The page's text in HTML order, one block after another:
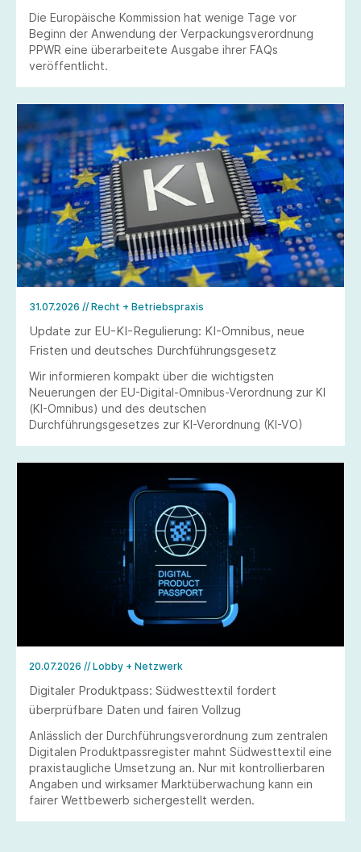
Die Europäische Kommission hat wenige Tage vor
Beginn der Anwendung der Verpackungsverordnung
PPWR eine überarbeitete Ausgabe ihrer FAQs
veröffentlicht.
31.07.2026 // Recht + Betriebspraxis
Update zur EU-KI-Regulierung: KI-Omnibus, neue
Fristen und deutsches Durchführungsgesetz
Wir informieren kompakt über die wichtigsten
Neuerungen der EU-Digital-Omnibus-Verordnung zur KI
(KI-Omnibus) und des deutschen
Durchführungsgesetzes zur KI-Verordnung (KI-VO)
20.07.2026 // Lobby + Netzwerk
Digitaler Produktpass: Südwesttextil fordert
überprüfbare Daten und fairen Vollzug
Anlässlich der Durchführungsverordnung zum zentralen
Digitalen Produktpassregister mahnt Südwesttextil eine
praxistaugliche Umsetzung an. Nur mit kontrollierbaren
Angaben und wirksamer Marktüberwachung kann ein
fairer Wettbewerb sichergestellt werden.